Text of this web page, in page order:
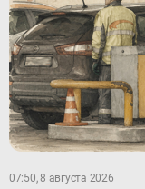
07:50, 8 августа 2026